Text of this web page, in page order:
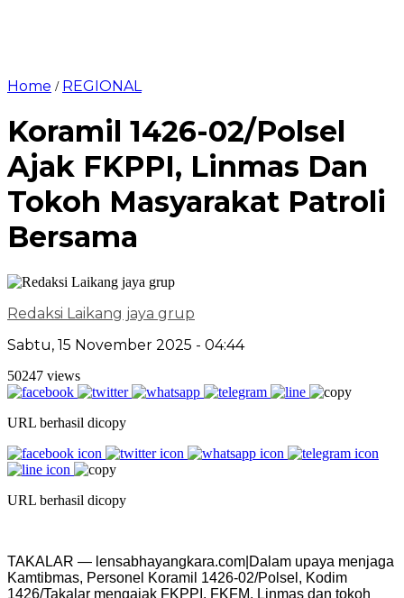
Home / REGIONAL
Koramil 1426-02/Polsel
Ajak FKPPI, Linmas Dan
Tokoh Masyarakat Patroli
Bersama
Redaksi Laikang jaya grup
Sabtu, 15 November 2025 - 04:44
50247 views
URL berhasil dicopy
URL berhasil dicopy
TAKALAR — lensabhayangkara.com|Dalam upaya menjaga
Kamtibmas, Personel Koramil 1426-02/Polsel, Kodim
1426/Takalar mengajak FKPPI, FKFM, Linmas dan tokoh